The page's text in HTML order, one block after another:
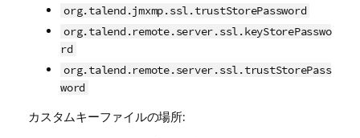
org.talend.jmxmp.ssl.trustStorePassword
org.talend.remote.server.ssl.keyStorePasswo
rd
org.talend.remote.server.ssl.trustStorePass
word
カスタムキーファイルの場所: